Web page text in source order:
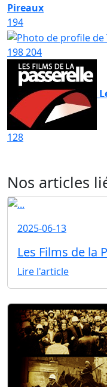
Pireaux
194
198204
128
Nos articles
2025-06-13
Les Films de la
Lire l'article